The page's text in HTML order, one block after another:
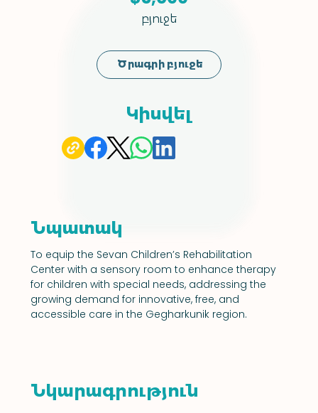
Ծրագրի բյուջե
բյուջե
Կիսվել
Նպատակ
To equip the Sevan Children’s Rehabilitation
Center with a sensory room to enhance therapy
for children with special needs, addressing the
growing demand for innovative, free, and
accessible care in the Gegharkunik region.
Նկարագրություն